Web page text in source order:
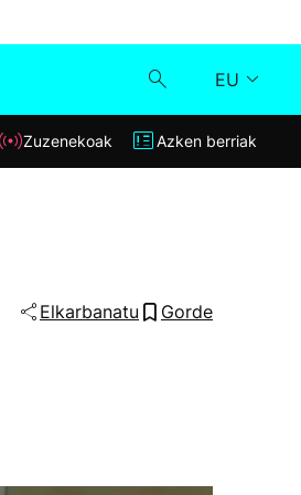
EU
Klisk
Zuzenekoak Azken berriak
Elkarbanatu Gorde